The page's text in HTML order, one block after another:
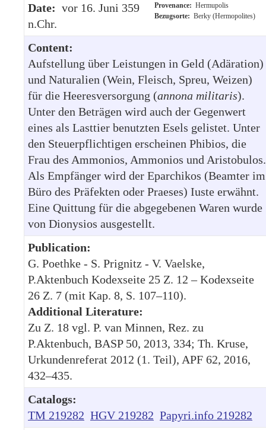
Date: vor 16. Juni 359
n.Chr.
Provenance: Hermupolis
Bezugsorte: Berky (Hermopolites)
Content:
Aufstellung über Leistungen in Geld (Adäration)
und Naturalien (Wein, Fleisch, Spreu, Weizen)
für die Heeresversorgung (annona militaris).
Unter den Beträgen wird auch der Gegenwert
eines als Lasttier benutzten Esels gelistet. Unter
den Steuerpflichtigen erscheinen Phibios, die
Frau des Ammonios, Ammonios und Aristobulos.
Als Empfänger wird der Eparchikos (Beamter im
Büro des Präfekten oder Praeses) Iuste erwähnt.
Eine Quittung für die abgegebenen Waren wurde
von Dionysios ausgestellt.
Publication:
G. Poethke - S. Prignitz - V. Vaelske,
P.Aktenbuch Kodexseite 25 Z. 12 – Kodexseite
26 Z. 7 (mit Kap. 8, S. 107–110).
Additional Literature:
Zu Z. 18 vgl. P. van Minnen, Rez. zu
P.Aktenbuch, BASP 50, 2013, 334; Th. Kruse,
Urkundenreferat 2012 (1. Teil), APF 62, 2016,
432–435.
Catalogs:
TM 219282 HGV 219282 Papyri.info 219282